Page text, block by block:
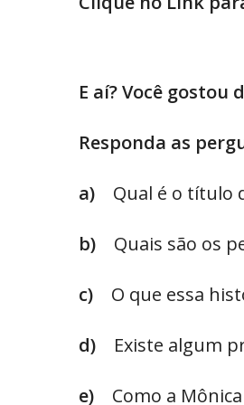
E aí? Você
Responda as
a) Qual é o título
b) Quais são os
c) O que essa
d) Existe algum
e) Como a